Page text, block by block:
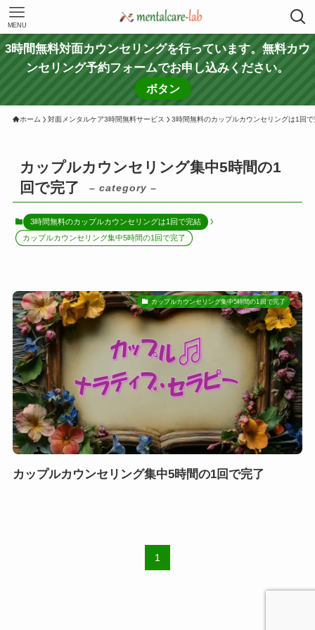
MENU
3時間無料対面カウンセリングを行っています。無料カウ
ンセリング予約フォームでお申し込みください。
ボタン
ホーム 対面メンタルケア3時間無料サービス 3時間無料のカップルカウンセリングは1回で
カップルカウンセリング集中5時間の1
回で完了
– category –
3時間無料のカップルカウンセリングは1回で完結
カップルカウンセリング集中5時間の1回で完了
カップルカウンセリング集中5時間の1回で完了
カップルカウンセリング集中5時間の1回で完了
1